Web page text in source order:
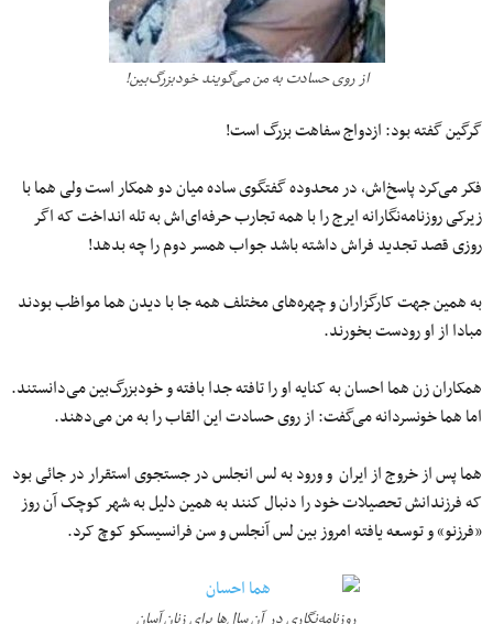
از روی حسادت به من می‌گویند خودبزرگ‌بین!
گرگین گفته بود: ازدواج سفاهت بزرگ است!
فکر می‌کرد پاسخ‌اش، در محدوده گفتگوی ساده میان دو همکار است ولی هما با
زیرکی روزنامه‌نگارانه ایرج را با همه تجارب حرفه‌ای‌اش به تله انداخت که اگر
روزی قصد تجدید فراش داشته باشد جواب همسر دوم را چه بدهد!
به همین جهت کارگزاران و چهره‌های مختلف همه جا با دیدن هما مواظب بودند
مبادا از او رودست بخورند.
همکاران زن هما احسان به کنایه او را تافته جدا بافته و خودبزرگ‌بین می‌دانستند.
اما هما خونسردانه می‌گفت: از روی حسادت این القاب را به من می‌دهند.
هما پس از خروج از ایران و ورود به لس انجلس در جستجوی استقرار در جائی بود
که فرزندانش تحصیلات خود را دنبال کنند به همین دلیل به شهر کوچک آن روز
«فرزنو» و توسعه یافته امروز بین لس آنجلس و سن فرانسیسکو کوچ کرد.